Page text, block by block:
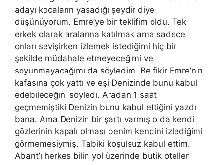
adayı kocaların yaşadığı şeydir diye
düşünüyorum. Emre’ye bir teklifim oldu. Tek
erkek olarak aralarına katılmak ama sadece
onları sevişirken izlemek istediğimi hiç bir
şekilde müdahale etmeyeceğimi ve
soyunmayacağımı da söyledim. Be fikir Emre’nin
kafasına çok yattı ve eşi Denizinde bunu kabul
edebileceğini söyledi. Aradan 1 saat
geçmemiştiki Denizin bunu kabul ettiğini yazdı
bana. Ama Denizin bir şartı varmış o da kendi
gözlerinin kapalı olması benim kendini izlediğimi
görmemesiymiş. Tabiki koşulsuz kabul ettim.
Abant’ı herkes bilir, yol üzerinde butik oteller